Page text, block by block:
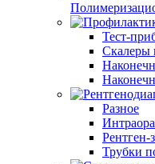
Тест-
Скалеры
Разное
Рентген-
Трубки